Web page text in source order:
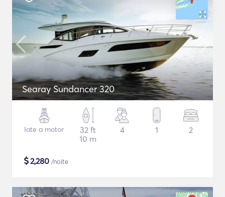
Searay Sundancer 320
Iate a motor
32 ft
10 m
4 1 2
$2,280 /noite